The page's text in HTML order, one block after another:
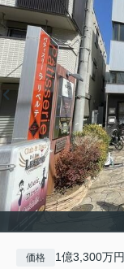
価格 1億3,300万円